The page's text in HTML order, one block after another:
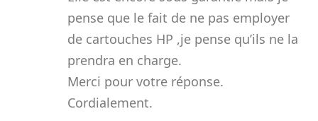
pense que le fait de ne pas employer
de cartouches HP ,je pense qu’ils ne la
prendra en charge.
Merci pour votre réponse.
Cordialement.